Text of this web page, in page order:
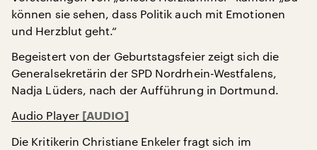
können sie sehen, dass Politik auch mit Emotionen
und Herzblut geht.“
Begeistert von der Geburtstagsfeier zeigt sich die
Generalsekretärin der SPD Nordrhein-Westfalens,
Nadja Lüders, nach der Aufführung in Dortmund.
Audio Player
Die Kritikerin Christiane Enkeler fragt sich im